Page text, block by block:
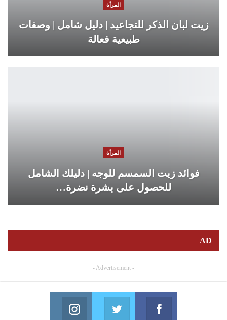
المرأة
زيت لبان الذكر للتجاعيد | دليل شامل | وصفات
طبيعية فعالة
المرأة
فوائد زيت السمسم للوجه | دليلك الشامل
للحصول على بشرة نضرة…
AD
- Advertisement -
Facebook
Join us on Facebook
Twitter
Join us on Twitter